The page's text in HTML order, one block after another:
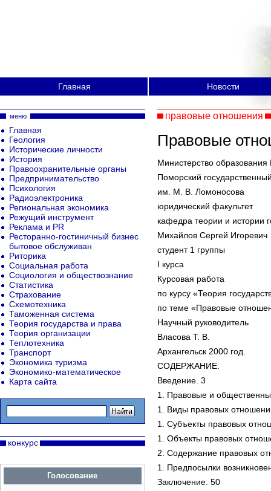
Главная Новости
правовые отношения
Правовые
Министерство
Поморский
им. М. В. Ломоносова
юридический факультет
кафедра теории и истории
Михайлов Сергей Игоревич
студент 1 группы
I курса
Курсовая работа
по курсу «Теория
по теме «Правовые
Научный руководитель
Власова Т. В.
Архангельск 2000 год.
СОДЕРЖАНИЕ:
Введение. 3
1. Правовые и
1. Виды правовых
1. Субъекты правовых
1. Объекты правовых
2. Содержание правовых
1. Предпосылки
Заключение. 50
меню
Главная
Геология
Исторические личности
История
Правоохранительные органы
Предпринимательство
Психология
Радиоэлектроника
Региональная экономика
Режущий инструмент
Реклама и PR
Ресторанно-гостиничный бизнес
бытовое обслуживан
Риторика
Социальная работа
Социология и обществознание
Статистика
Страхование
Схемотехника
Таможенная система
Теория государства и права
Теория организации
Теплотехника
Транспорт
Экономика туризма
Экономико-математическое
Карта сайта
конкурс
Голосование